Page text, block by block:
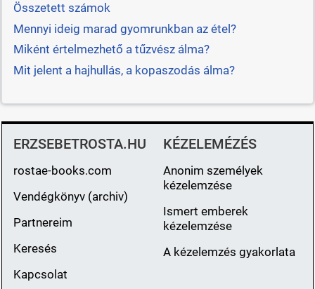
Összetett számok
Mennyi ideig marad gyomrunkban az étel?
Miként értelmezhető a tűzvész álma?
Mit jelent a hajhullás, a kopaszodás álma?
ERZSEBETROSTA.HU
rostae-books.com
Vendégkönyv (archiv)
Partnereim
Keresés
Kapcsolat
KÉZELEMÉZÉS
Anonim személyek
kézelemzése
Ismert emberek
kézelemzése
A kézelemzés gyakorlata